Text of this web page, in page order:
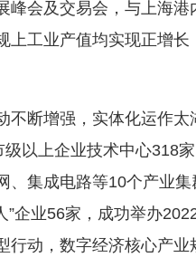
峰会及交易会，与上海
上工业产值均实现正增
断增强，实体化运作太
以上企业技术中心318
、集成电路等10个产业
”企业56家，成功举办
行动，数字经济核心产